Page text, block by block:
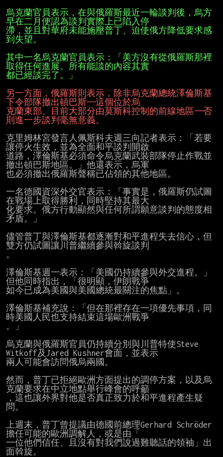
烏克蘭官員表示，在與俄羅斯最近一輪談判後，烏方
早在二月便認為談判實際上已陷入停
滯，並且對華府未能施壓普丁、迫使俄方降低要求感
到失望。
其中一名烏克蘭官員表示：「美方沒有從俄羅斯那裡
取得任何進展。所有能談的內容其實
都已經談完了。」
另一方面，俄羅斯則表示，除非烏克蘭總統澤倫斯基
下令部隊撤出頓巴斯——這個位於烏
克蘭東部、目前大部分由莫斯科控制的前線地區——否
則進一步談判毫無意義。
克里姆林宮發言人佩斯科夫週三向記者表示：「若要
讓停火生效，並為全面和平談判開啟
道路，澤倫斯基必須命令烏克蘭武裝部隊停止作戰並
撤出頓巴斯地區。」他還表示，烏軍
也必須撤出俄羅斯聲稱已佔領的其他地區。
一名德國資深外交官表示：「事實是，俄羅斯仍試圖
在戰場上取得勝利，同時堅持其最大
化要求。俄方行動顯然與任何所謂願意談判的態度相
矛盾。」
儘管普丁與澤倫斯基都逐漸對和平進程失去信心，但
雙方仍試圖讓川普繼續參與斡旋談判
。
澤倫斯基週一表示：「美國仍持續參與外交進程。」
但他同時指出，「很明顯，伊朗戰爭
如今已成為美國與美國總統最關注的焦點」。
澤倫斯基補充說：「但在那裡存在一項優先事項，同
時美國人民也支持結束這場歐洲戰爭
。」
烏克蘭與俄羅斯官員仍持續分別與川普特使Steve
Witkoff及Jared Kushner會面，並表示
兩人可能會訪問俄烏兩國。
然而，普丁已拒絕歐洲方面提出的調停方案，以及烏
克蘭要求在中立地點舉行峰會的呼籲
，這也讓外界對他是否真正致力於和平進程產生疑
問。
上週末，普丁曾提議由德國前總理Gerhard Schröder
擔任可能的歐洲調解人，或是由「
一位他們信任、且沒有對我們說過難聽話的領袖」出
面斡旋。